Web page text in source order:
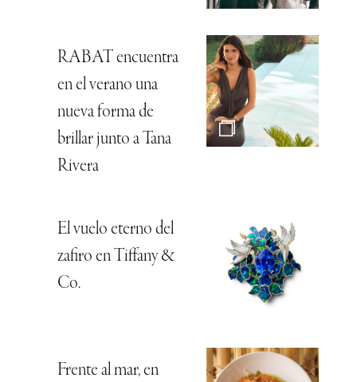
RABAT encuentra
en el verano una
nueva forma de
brillar junto a Tana
Rivera
El vuelo eterno del
zafiro en Tiffany &
Co.
Frente al mar, en